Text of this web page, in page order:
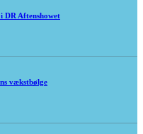
DR Aftenshowet
vækstbølge